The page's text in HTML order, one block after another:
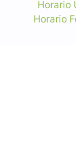
Horario
Horario